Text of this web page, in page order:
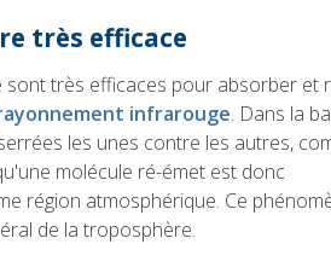
très efficace
sont très efficaces pour absorber et
infrarouge. Dans la
les unes contre les autres,
molécule ré-émet est donc
région atmosphérique. Ce
de la troposphère.